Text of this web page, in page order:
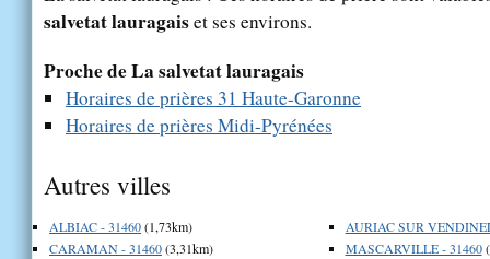
salvetat lauragaiset ses environs.
Proche de La salvetat lauragais
Horaires de prières 31 Haute-Garonne
Horaires de prières Midi-Pyrénées
Autres villes
ALBIAC - 31460(1,73km)
CARAMAN - 31460(3,31km)
AURIAC SUR
MASCARVILLE - 31460